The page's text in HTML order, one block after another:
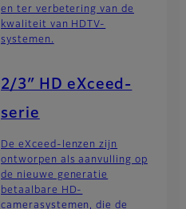
en ter verbetering van de
kwaliteit van HDTV-
systemen.
2/3″ HD eXceed-
serie
De eXceed-lenzen zijn
ontworpen als aanvulling op
de nieuwe generatie
betaalbare HD-
camerasystemen, die de